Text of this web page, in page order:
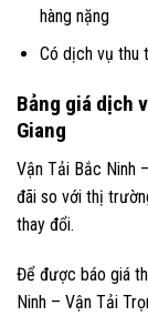
hàng nặng
Có dịch vụ thu
Bảng giá dịch
Giang
Vận Tải Bắc Ninh
đãi so với thị
thay đổi.
Để được báo giá
Ninh – Vận Tải